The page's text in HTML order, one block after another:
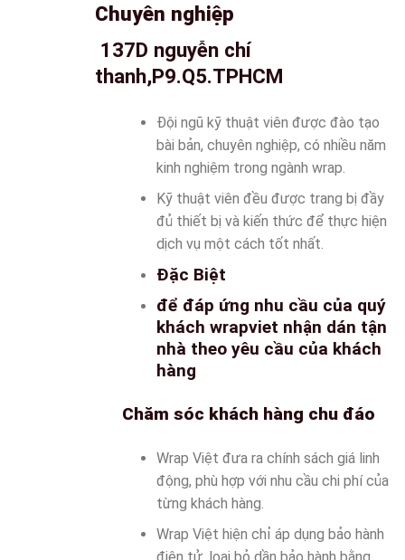
Chuyên nghiệp
137D nguyễn chí
thanh,P9.Q5.TPHCM
Đội ngũ kỹ thuật viên được đào tạo
bài bản, chuyên nghiệp, có nhiều năm
kinh nghiệm trong ngành wrap.
Kỹ thuật viên đều được trang bị đầy
đủ thiết bị và kiến thức để thực hiện
dịch vụ một cách tốt nhất.
Đặc Biệt
để đáp ứng nhu cầu của quý
khách wrapviet nhận dán tận
nhà theo yêu cầu của khách
hàng
Chăm sóc khách hàng chu đáo
Wrap Việt đưa ra chính sách giá linh
động, phù hợp với nhu cầu chi phí của
từng khách hàng.
Wrap Việt hiện chỉ áp dụng bảo hành